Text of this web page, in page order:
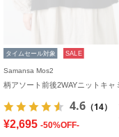
タイムセール対象 SALE
Samansa Mos2
4.6 （14）
¥2,695 -50%OFF-